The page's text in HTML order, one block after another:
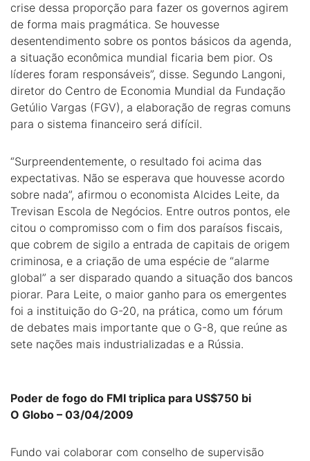
crise dessa proporção para fazer os governos agirem
de forma mais pragmática. Se houvesse
desentendimento sobre os pontos básicos da agenda,
a situação econômica mundial ficaria bem pior. Os
líderes foram responsáveis”, disse. Segundo Langoni,
diretor do Centro de Economia Mundial da Fundação
Getúlio Vargas (FGV), a elaboração de regras comuns
para o sistema financeiro será difícil.
“Surpreendentemente, o resultado foi acima das
expectativas. Não se esperava que houvesse acordo
sobre nada”, afirmou o economista Alcides Leite, da
Trevisan Escola de Negócios. Entre outros pontos, ele
citou o compromisso com o fim dos paraísos fiscais,
que cobrem de sigilo a entrada de capitais de origem
criminosa, e a criação de uma espécie de “alarme
global” a ser disparado quando a situação dos bancos
piorar. Para Leite, o maior ganho para os emergentes
foi a instituição do G-20, na prática, como um fórum
de debates mais importante que o G-8, que reúne as
sete nações mais industrializadas e a Rússia.
Poder de fogo do FMI triplica para US$750 bi
O Globo – 03/04/2009
Fundo vai colaborar com conselho de supervisão